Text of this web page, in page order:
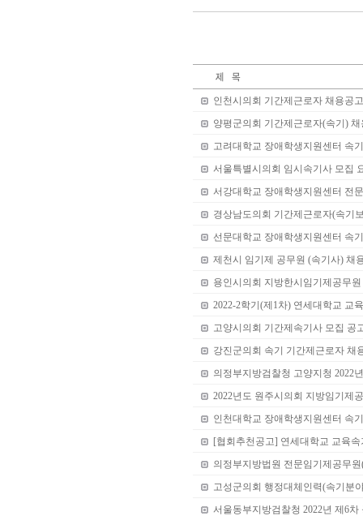
인천시의회 기간제근로자 채용공
양평군의회 기간제근로자(속기) 채
고려대학교 장애학생지원센터 속
서울특별시의회 임시속기사 모집
서강대학교 장애학생지원센터 전
경상남도의회 기간제근로자(속기
선문대학교 장애학생지원센터 속
제천시 임기제 공무원 (속기사) 채
용인시의회 지방한시임기제공무
2022-2학기(제1차) 연세대학교 교
고양시의회 기간제속기사 모집 공
강진군의회 속기 기간제근로자 채
의정부지방검찰청 고양지청 2022
2022년도 원주시의회 지방임기제
인천대학교 장애학생지원센터 속
[협회추천공고] 연세대학교 교육
의정부지방법원 전문임기제공무
고성군의회 행정대체인력(속기분
서울동부지방검찰청 2022년 제6